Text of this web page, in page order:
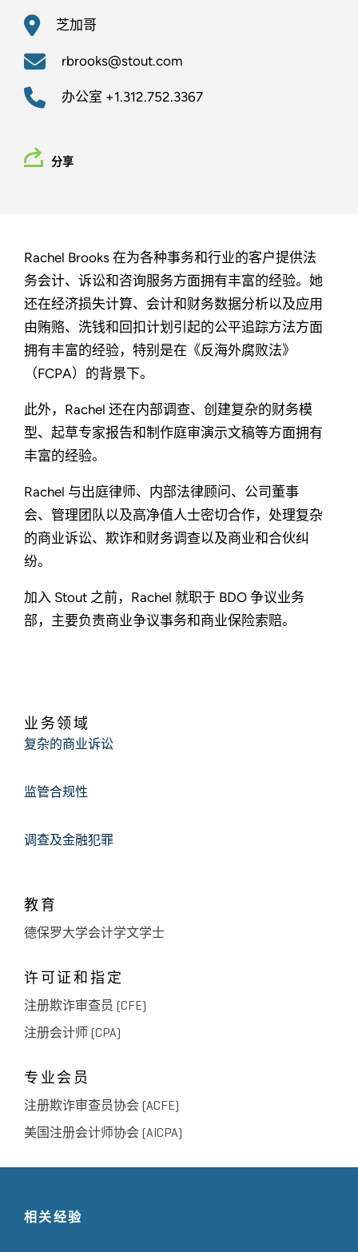
芝加哥
rbrooks@stout.com
办公室 +1.312.752.3367
分享
Rachel Brooks 在为各种事务和行业的客户提供法
务会计、诉讼和咨询服务方面拥有丰富的经验。她
还在经济损失计算、会计和财务数据分析以及应用
由贿赂、洗钱和回扣计划引起的公平追踪方法方面
拥有丰富的经验，特别是在《反海外腐败法》
（FCPA）的背景下。
此外，Rachel 还在内部调查、创建复杂的财务模
型、起草专家报告和制作庭审演示文稿等方面拥有
丰富的经验。
Rachel 与出庭律师、内部法律顾问、公司董事
会、管理团队以及高净值人士密切合作，处理复杂
的商业诉讼、欺诈和财务调查以及商业和合伙纠
纷。
加入 Stout 之前，Rachel 就职于 BDO 争议业务
部，主要负责商业争议事务和商业保险索赔。
业务领域
复杂的商业诉讼
监管合规性
调查及金融犯罪
教育
德保罗大学会计学文学士
许可证和指定
注册欺诈审查员 (CFE)
注册会计师 (CPA)
专业会员
注册欺诈审查员协会 (ACFE)
美国注册会计师协会 (AICPA)
相关经验